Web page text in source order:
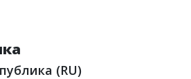
(RU)